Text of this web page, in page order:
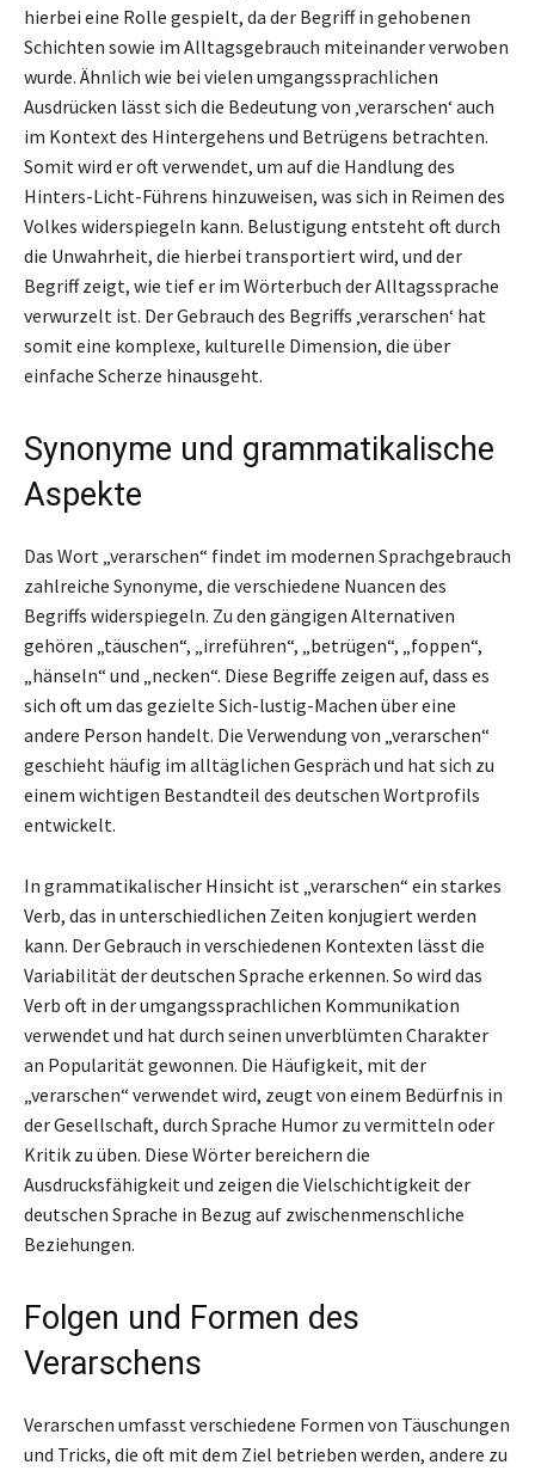
hierbei eine Rolle gespielt, da der Begriff in gehobenen
Schichten sowie im Alltagsgebrauch miteinander verwoben
wurde. Ähnlich wie bei vielen umgangssprachlichen
Ausdrücken lässt sich die Bedeutung von ‚verarschen‘ auch
im Kontext des Hintergehens und Betrügens betrachten.
Somit wird er oft verwendet, um auf die Handlung des
Hinters-Licht-Führens hinzuweisen, was sich in Reimen des
Volkes widerspiegeln kann. Belustigung entsteht oft durch
die Unwahrheit, die hierbei transportiert wird, und der
Begriff zeigt, wie tief er im Wörterbuch der Alltagssprache
verwurzelt ist. Der Gebrauch des Begriffs ‚verarschen‘ hat
somit eine komplexe, kulturelle Dimension, die über
einfache Scherze hinausgeht.
Synonyme und grammatikalische
Aspekte
Das Wort „verarschen“ findet im modernen Sprachgebrauch
zahlreiche Synonyme, die verschiedene Nuancen des
Begriffs widerspiegeln. Zu den gängigen Alternativen
gehören „täuschen“, „irreführen“, „betrügen“, „foppen“,
„hänseln“ und „necken“. Diese Begriffe zeigen auf, dass es
sich oft um das gezielte Sich-lustig-Machen über eine
andere Person handelt. Die Verwendung von „verarschen“
geschieht häufig im alltäglichen Gespräch und hat sich zu
einem wichtigen Bestandteil des deutschen Wortprofils
entwickelt.
In grammatikalischer Hinsicht ist „verarschen“ ein starkes
Verb, das in unterschiedlichen Zeiten konjugiert werden
kann. Der Gebrauch in verschiedenen Kontexten lässt die
Variabilität der deutschen Sprache erkennen. So wird das
Verb oft in der umgangssprachlichen Kommunikation
verwendet und hat durch seinen unverblümten Charakter
an Popularität gewonnen. Die Häufigkeit, mit der
„verarschen“ verwendet wird, zeugt von einem Bedürfnis in
der Gesellschaft, durch Sprache Humor zu vermitteln oder
Kritik zu üben. Diese Wörter bereichern die
Ausdrucksfähigkeit und zeigen die Vielschichtigkeit der
deutschen Sprache in Bezug auf zwischenmenschliche
Beziehungen.
Folgen und Formen des
Verarschens
Verarschen umfasst verschiedene Formen von Täuschungen
und Tricks, die oft mit dem Ziel betrieben werden, andere zu